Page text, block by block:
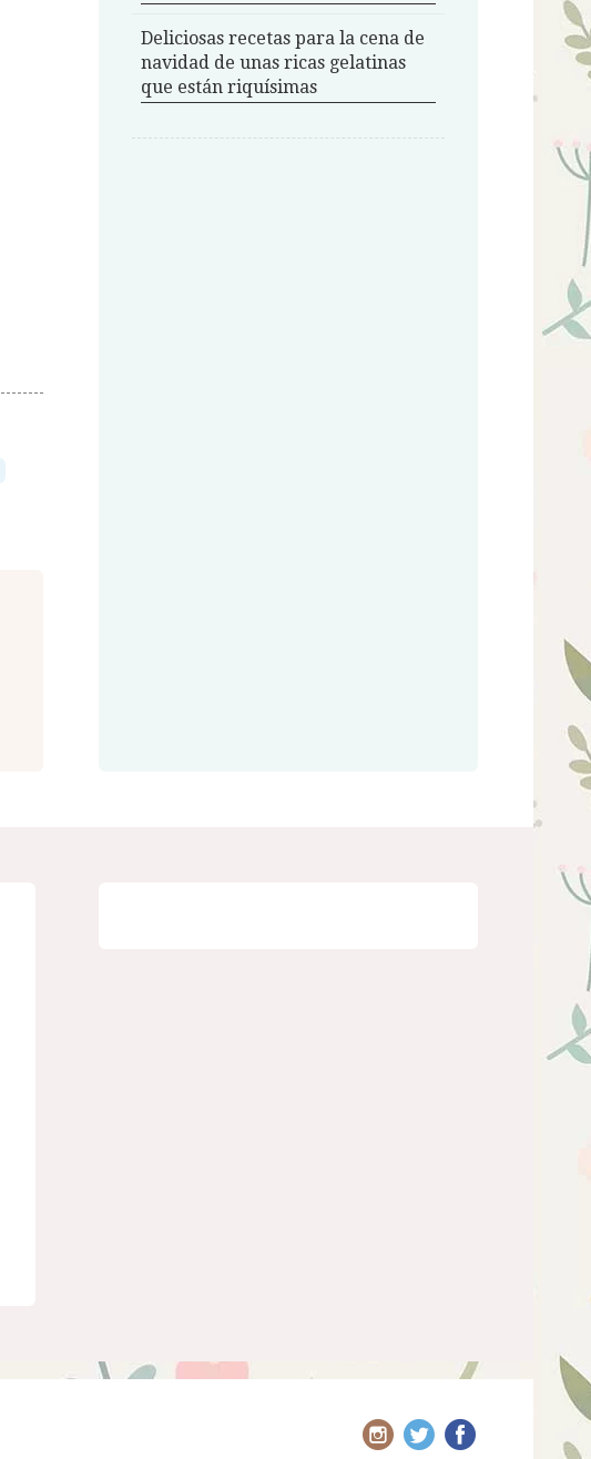
Deliciosas recetas para la cena de
navidad de unas ricas gelatinas
que están riquísimas